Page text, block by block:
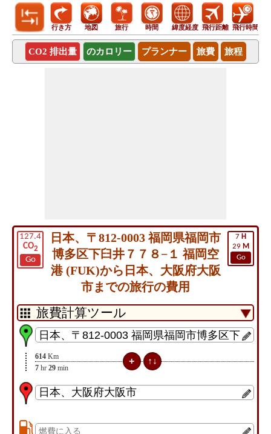
行き方 地図 旅行 時間 緯度経度 飛行距離 飛行時間
CO2 排出量 のカロリー プランナー 旅費 旅程
127.4
CO2
Go
7 H
29 M
Go
日本、〒812-0003 福岡県福岡市
博多区下臼井７７８−１ 福岡空
港 (FUK)から日本、大阪府大阪
市までの旅行の費用
614 Km
7 hr 29 min